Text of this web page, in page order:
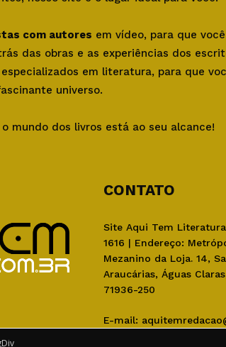
com autores em vídeo, para que
das obras e as experiências dos
especializados em literatura, para que
universo.
o mundo dos livros está ao seu alcance!
CONTATO
Site Aqui Tem
1616 | Endereço:
Mezanino da Loja. 14,
Araucárias, Águas
71936-250
E-mail: